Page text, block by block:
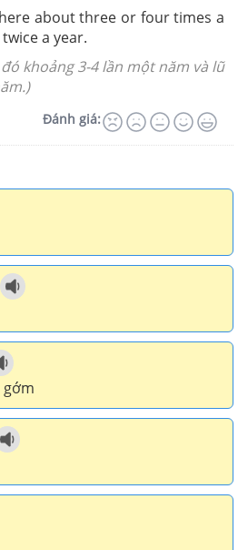
about three or four times a
a year.
khoảng 3-4 lần một năm và lũ
Đánh giá:
gớm